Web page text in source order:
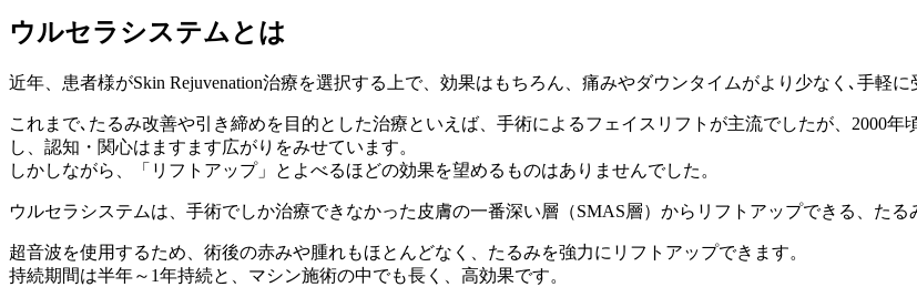
ウルセラシステムとは
近年、患者様がSkin Rejuvenation治療を選択する上で、効果はもちろん、痛みやダウンタイムがより少なく､手軽
これまで､たるみ改善や引き締めを目的とした治療といえば、手術によるフェイスリフトが主流でしたが、2000
し、認知・関心はますます広がりをみせています。
しかしながら、「リフトアップ」とよべるほどの効果を望めるものはありませんでした。
ウルセラシステムは、手術でしか治療できなかった皮膚の一番深い層（SMAS層）からリフトアップできる、たる
超音波を使用するため、術後の赤みや腫れもほとんどなく、たるみを強力にリフトアップできます。
持続期間は半年～1年持続と、マシン施術の中でも長く、高効果です。